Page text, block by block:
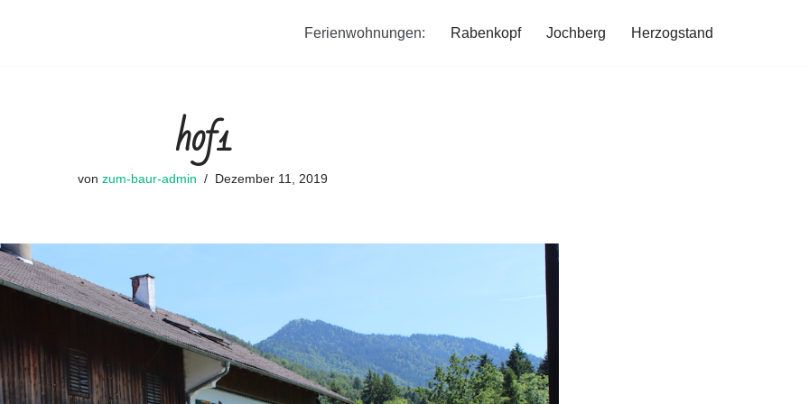
Ferienwohnungen: Rabenkopf Jochberg Herzogstand
hof1
von zum-baur-admin Dezember 11, 2019